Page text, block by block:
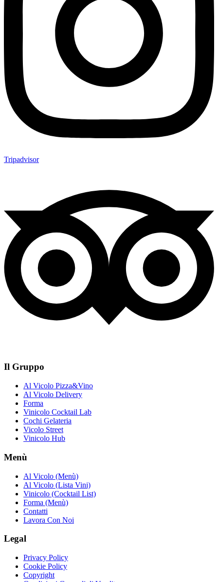
Tripadvisor
Il Gruppo
Al Vicolo Pizza&Vino
Al Vicolo Delivery
Forma
Vinicolo Cocktail Lab
Cochi Gelateria
Vicolo Street
Vinicolo Hub
Menù
Al Vicolo (Menù)
Al Vicolo (Lista Vini)
Vinicolo (Cocktail List)
Forma (Menù)
Contatti
Lavora Con Noi
Legal
Privacy Policy
Cookie Policy
Copyright